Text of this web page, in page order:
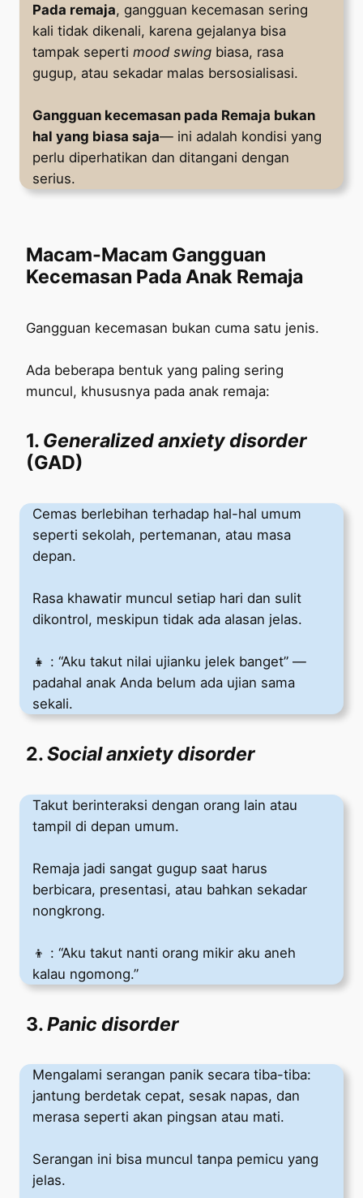
Pada remaja, gangguan kecemasan sering
kali tidak dikenali, karena gejalanya bisa
tampak seperti mood swing biasa, rasa
gugup, atau sekadar malas bersosialisasi.
Gangguan kecemasan pada Remaja bukan
hal yang biasa saja— ini adalah kondisi yang
perlu diperhatikan dan ditangani dengan
serius.
Macam-Macam Gangguan
Kecemasan Pada Anak Remaja
Gangguan kecemasan bukan cuma satu jenis.
Ada beberapa bentuk yang paling sering
muncul, khususnya pada anak remaja:
1. Generalized anxiety disorder
(GAD)
Cemas berlebihan terhadap hal-hal umum
seperti sekolah, pertemanan, atau masa
depan.
Rasa khawatir muncul setiap hari dan sulit
dikontrol, meskipun tidak ada alasan jelas.
👧 : “Aku takut nilai ujianku jelek banget” —
padahal anak Anda belum ada ujian sama
sekali.
2.Social anxiety disorder
Takut berinteraksi dengan orang lain atau
tampil di depan umum.
Remaja jadi sangat gugup saat harus
berbicara, presentasi, atau bahkan sekadar
nongkrong.
👦 : “Aku takut nanti orang mikir aku aneh
kalau ngomong.”
3.Panic disorder
Mengalami serangan panik secara tiba-tiba:
jantung berdetak cepat, sesak napas, dan
merasa seperti akan pingsan atau mati.
Serangan ini bisa muncul tanpa pemicu yang
jelas.